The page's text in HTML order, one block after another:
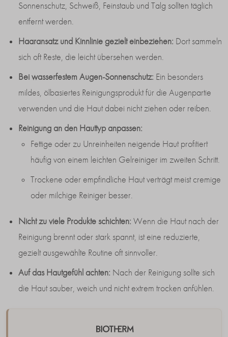
Sonnenschutz, Schweiß, Feinstaub und Talg sollten täglich
entfernt werden.
Haaransatz und Kinnlinie gezielt einbeziehen: Dort sammeln
sich oft Reste, die leicht übersehen werden.
Bei wasserfestem Augen-Sonnenschutz: Ein besonders
mildes, ölbasiertes Reinigungsprodukt für die Augenpartie
verwenden und die Haut dabei nicht ziehen oder reiben.
Reinigung an den Hauttyp anpassen:
Fettige oder zu Unreinheiten neigende Haut profitiert
häufig von einem leichten Gelreiniger im zweiten Schritt.
Trockene oder empfindliche Haut verträgt meist cremige
oder milchige Reiniger besser.
Nicht zu viele Produkte schichten: Wenn die Haut nach der
Reinigung brennt oder stark spannt, ist eine reduzierte,
gezielt ausgewählte Routine oft sinnvoller.
Auf das Hautgefühl achten: Nach der Reinigung sollte sich
die Haut sauber, weich und nicht extrem trocken anfühlen.